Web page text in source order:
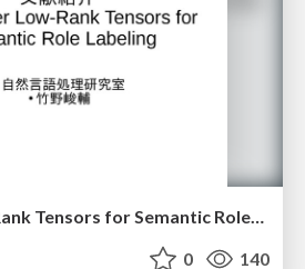
0 140